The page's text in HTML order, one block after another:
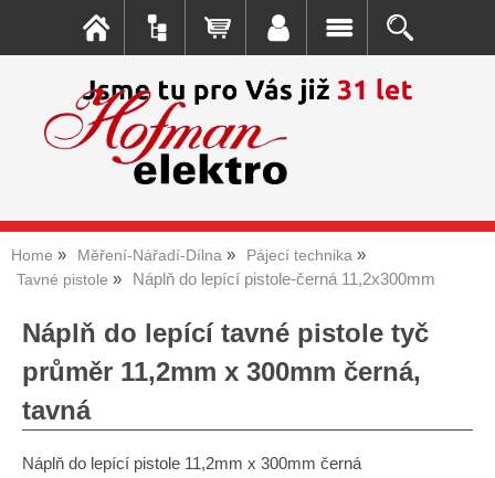
Home Měření-Nářadí-Dílna
Pájecí technika
Tavné pistole
Náplň do lepící pistole-černá 11,2x300mm
Náplň do lepící tavné pistole tyč
průměr 11,2mm x 300mm černá,
tavná
Náplň do lepící pistole 11,2mm x 300mm černá